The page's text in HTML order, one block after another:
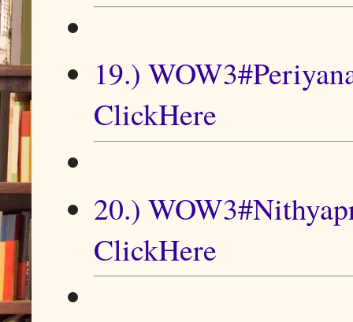
19.)
ClickHere
20.)
ClickHere